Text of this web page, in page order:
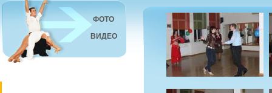
ФОТО
ВИДЕО